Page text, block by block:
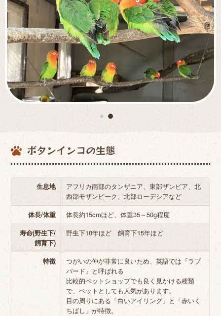
ボタンインコの生態
生息地
アフリカ南部のタンザニア、東部ザンビア、北
西部モザンビーク、北部ローデシアなど
体長/体重
体長約15cmほど、体重35～50g程度
寿命(野生下/
飼育下)
野生下10年ほど 飼育下15年ほど
特徴
つがいの仲が非常に良いため、英語では『ラブ
バード』と呼ばれる
比較的ペットショップでも良く見かける種類
で、ペットとしても人気があります。
目の周りにある「白いアイリング」と「赤いく
ちばし」が特徴。